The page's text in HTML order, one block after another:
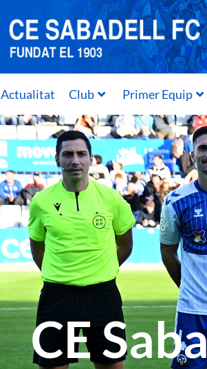
Actualitat Club Primer Equip
CE